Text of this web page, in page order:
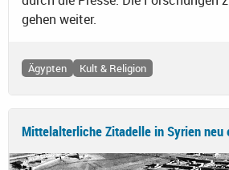
gehen weiter.
Ägypten Kult & Religion
Mittelalterliche Zitadelle in Syrien neu